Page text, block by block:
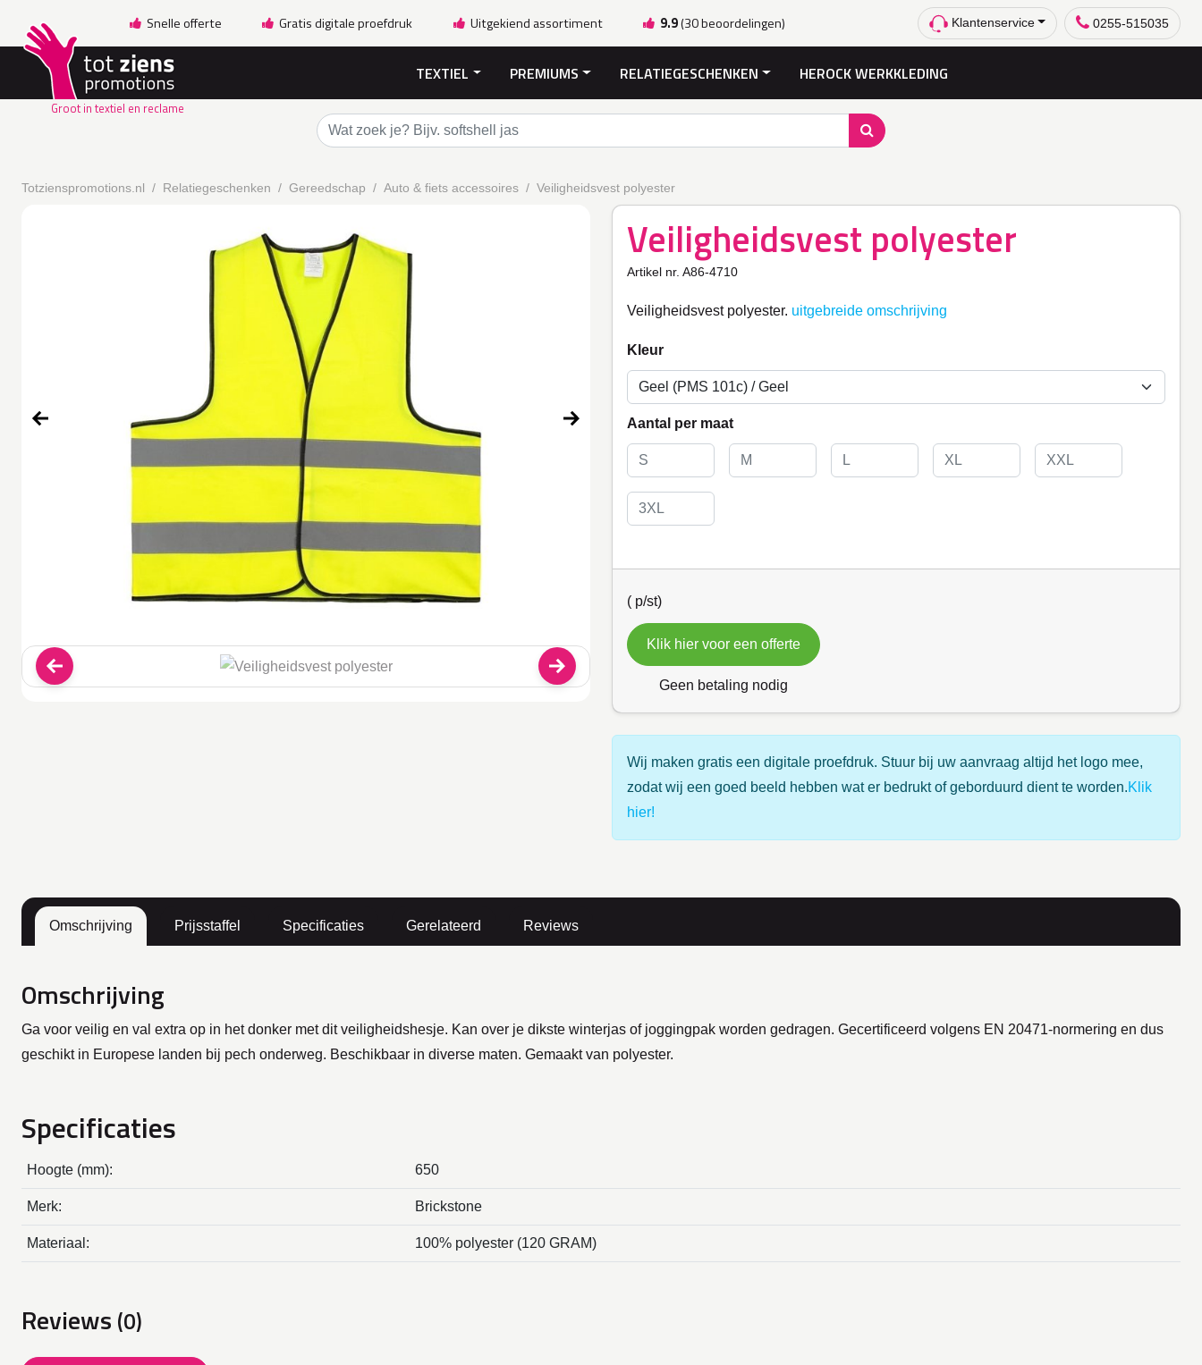
Snelle offerte Gratis digitale proefdruk Uitgekiend assortiment 9.9(30 beoordelingen) Klantenservice 0255-515035
Groot in textiel en reclame
TEXTIEL PREMIUMS RELATIEGESCHENKEN HEROCK WERKKLEDING
Totzienspromotions.nl Relatiegeschenken Gereedschap Auto & fiets accessoires Veiligheidsvest polyester
Veiligheidsvest polyester
Artikel nr. A86-4710
Veiligheidsvest polyester. uitgebreide omschrijving
Kleur
Aantal per maat
( p/st)
Klik hier voor een offerte
Geen betaling nodig
Wij maken gratis een digitale proefdruk. Stuur bij uw aanvraag altijd het logo mee,
zodat wij een goed beeld hebben wat er bedrukt of geborduurd dient te worden.Klik
hier!
Omschrijving Prijsstaffel Specificaties Gerelateerd Reviews
Omschrijving
Ga voor veilig en val extra op in het donker met dit veiligheidshesje. Kan over je dikste winterjas of joggingpak worden gedragen. Gecertificeerd volgens EN 20471-normering en dus
geschikt in Europese landen bij pech onderweg. Beschikbaar in diverse maten. Gemaakt van polyester.
Specificaties
Hoogte (mm): 650
Merk: Brickstone
Materiaal: 100% polyester (120 GRAM)
Reviews (0)